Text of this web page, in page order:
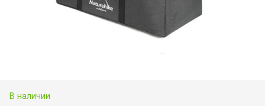
В наличии